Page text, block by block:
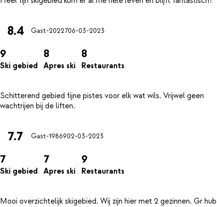
8.4 Gast-2022706-03-2023
9
Ski gebied
8
Apres ski
8
Restaurants
Schitterend gebied fijne pistes voor elk wat wils. Vrijwel geen
7.7 Gast-1986902-03-2023
7
Ski gebied
7
Apres ski
9
Restaurants
Mooi overzichtelijk skigebied. Wij zijn hier met 2 gezinnen. Gr hub